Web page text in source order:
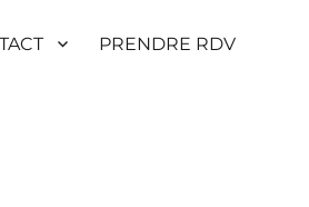
PRENDRE RDV